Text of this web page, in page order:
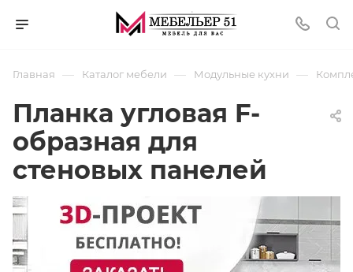
Главная — Каталог мебели — Модульные кухни —
Планка угловая F-
образная для
стеновых панелей